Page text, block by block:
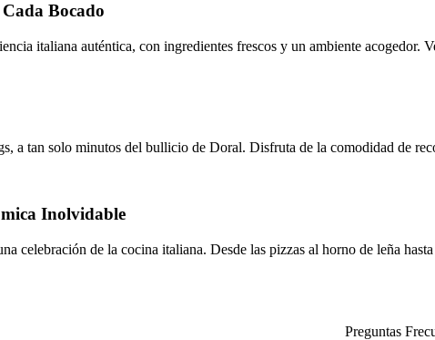
Bocado
italiana auténtica, con ingredientes frescos y un ambiente acogedor.
a tan solo minutos del bullicio de Doral. Disfruta de la comodidad de
Inolvidable
celebración de la cocina italiana. Desde las pizzas al horno de leña
Preguntas